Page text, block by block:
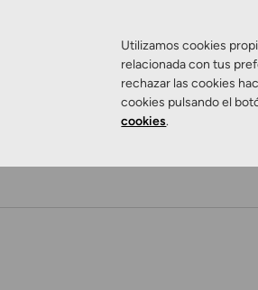
Utilizamos cookies
relacionada con tus
rechazar las cookies
cookies pulsando el
cookies.